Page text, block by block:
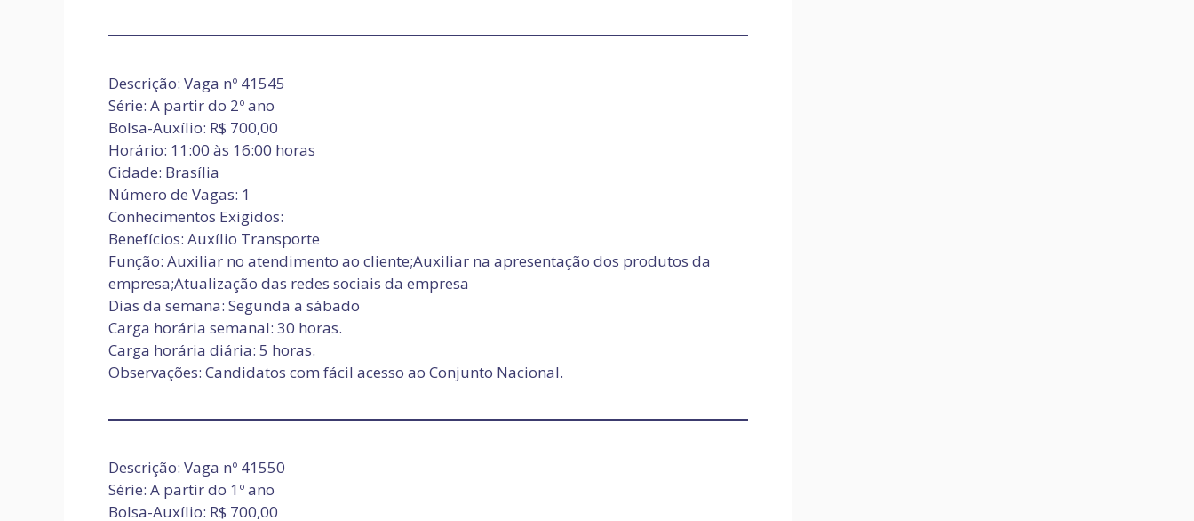
Descrição: Vaga nº 41545
Série: A partir do 2º ano
Bolsa-Auxílio: R$ 700,00
Horário: 11:00 às 16:00 horas
Cidade: Brasília
Número de Vagas: 1
Conhecimentos Exigidos:
Benefícios: Auxílio Transporte
Função: Auxiliar no atendimento ao cliente;Auxiliar na apresentação dos produtos da
empresa;Atualização das redes sociais da empresa
Dias da semana: Segunda a sábado
Carga horária semanal: 30 horas.
Carga horária diária: 5 horas.
Observações: Candidatos com fácil acesso ao Conjunto Nacional.
Descrição: Vaga nº 41550
Série: A partir do 1º ano
Bolsa-Auxílio: R$ 700,00